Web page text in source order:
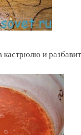
кастрюлю и